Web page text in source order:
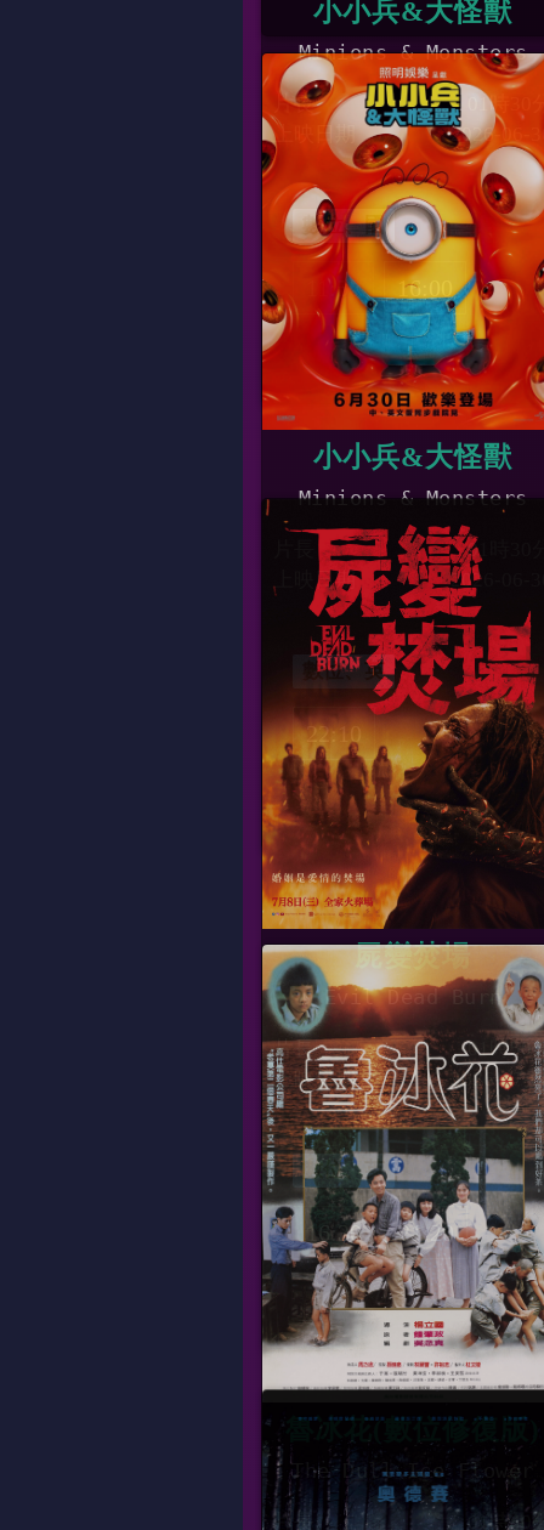
小小兵&大怪獸
Minions & Monsters
片長
01時30
上映日期
2026-06-
數位、國
11:50 16:00
小小兵&大怪獸
Minions & Monsters
01時30
上映日期
2026-06-
數位、英
22:10
屍變焚場
Evil Dead Burn
片長
01時50
上映日期
2026-07-
數位、英
16:30 21:20
魯冰花(數位修復版)
The Dull Ice Flower
片長 01時40